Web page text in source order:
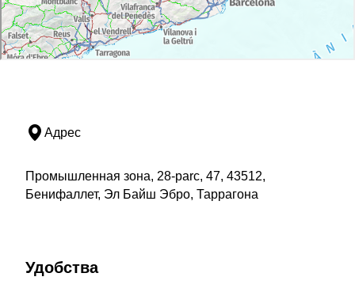
Адрес
Промышленная зона, 28-parc, 47, 43512,
Бенифаллет, Эл Байш Эбро, Таррагона
Удобства